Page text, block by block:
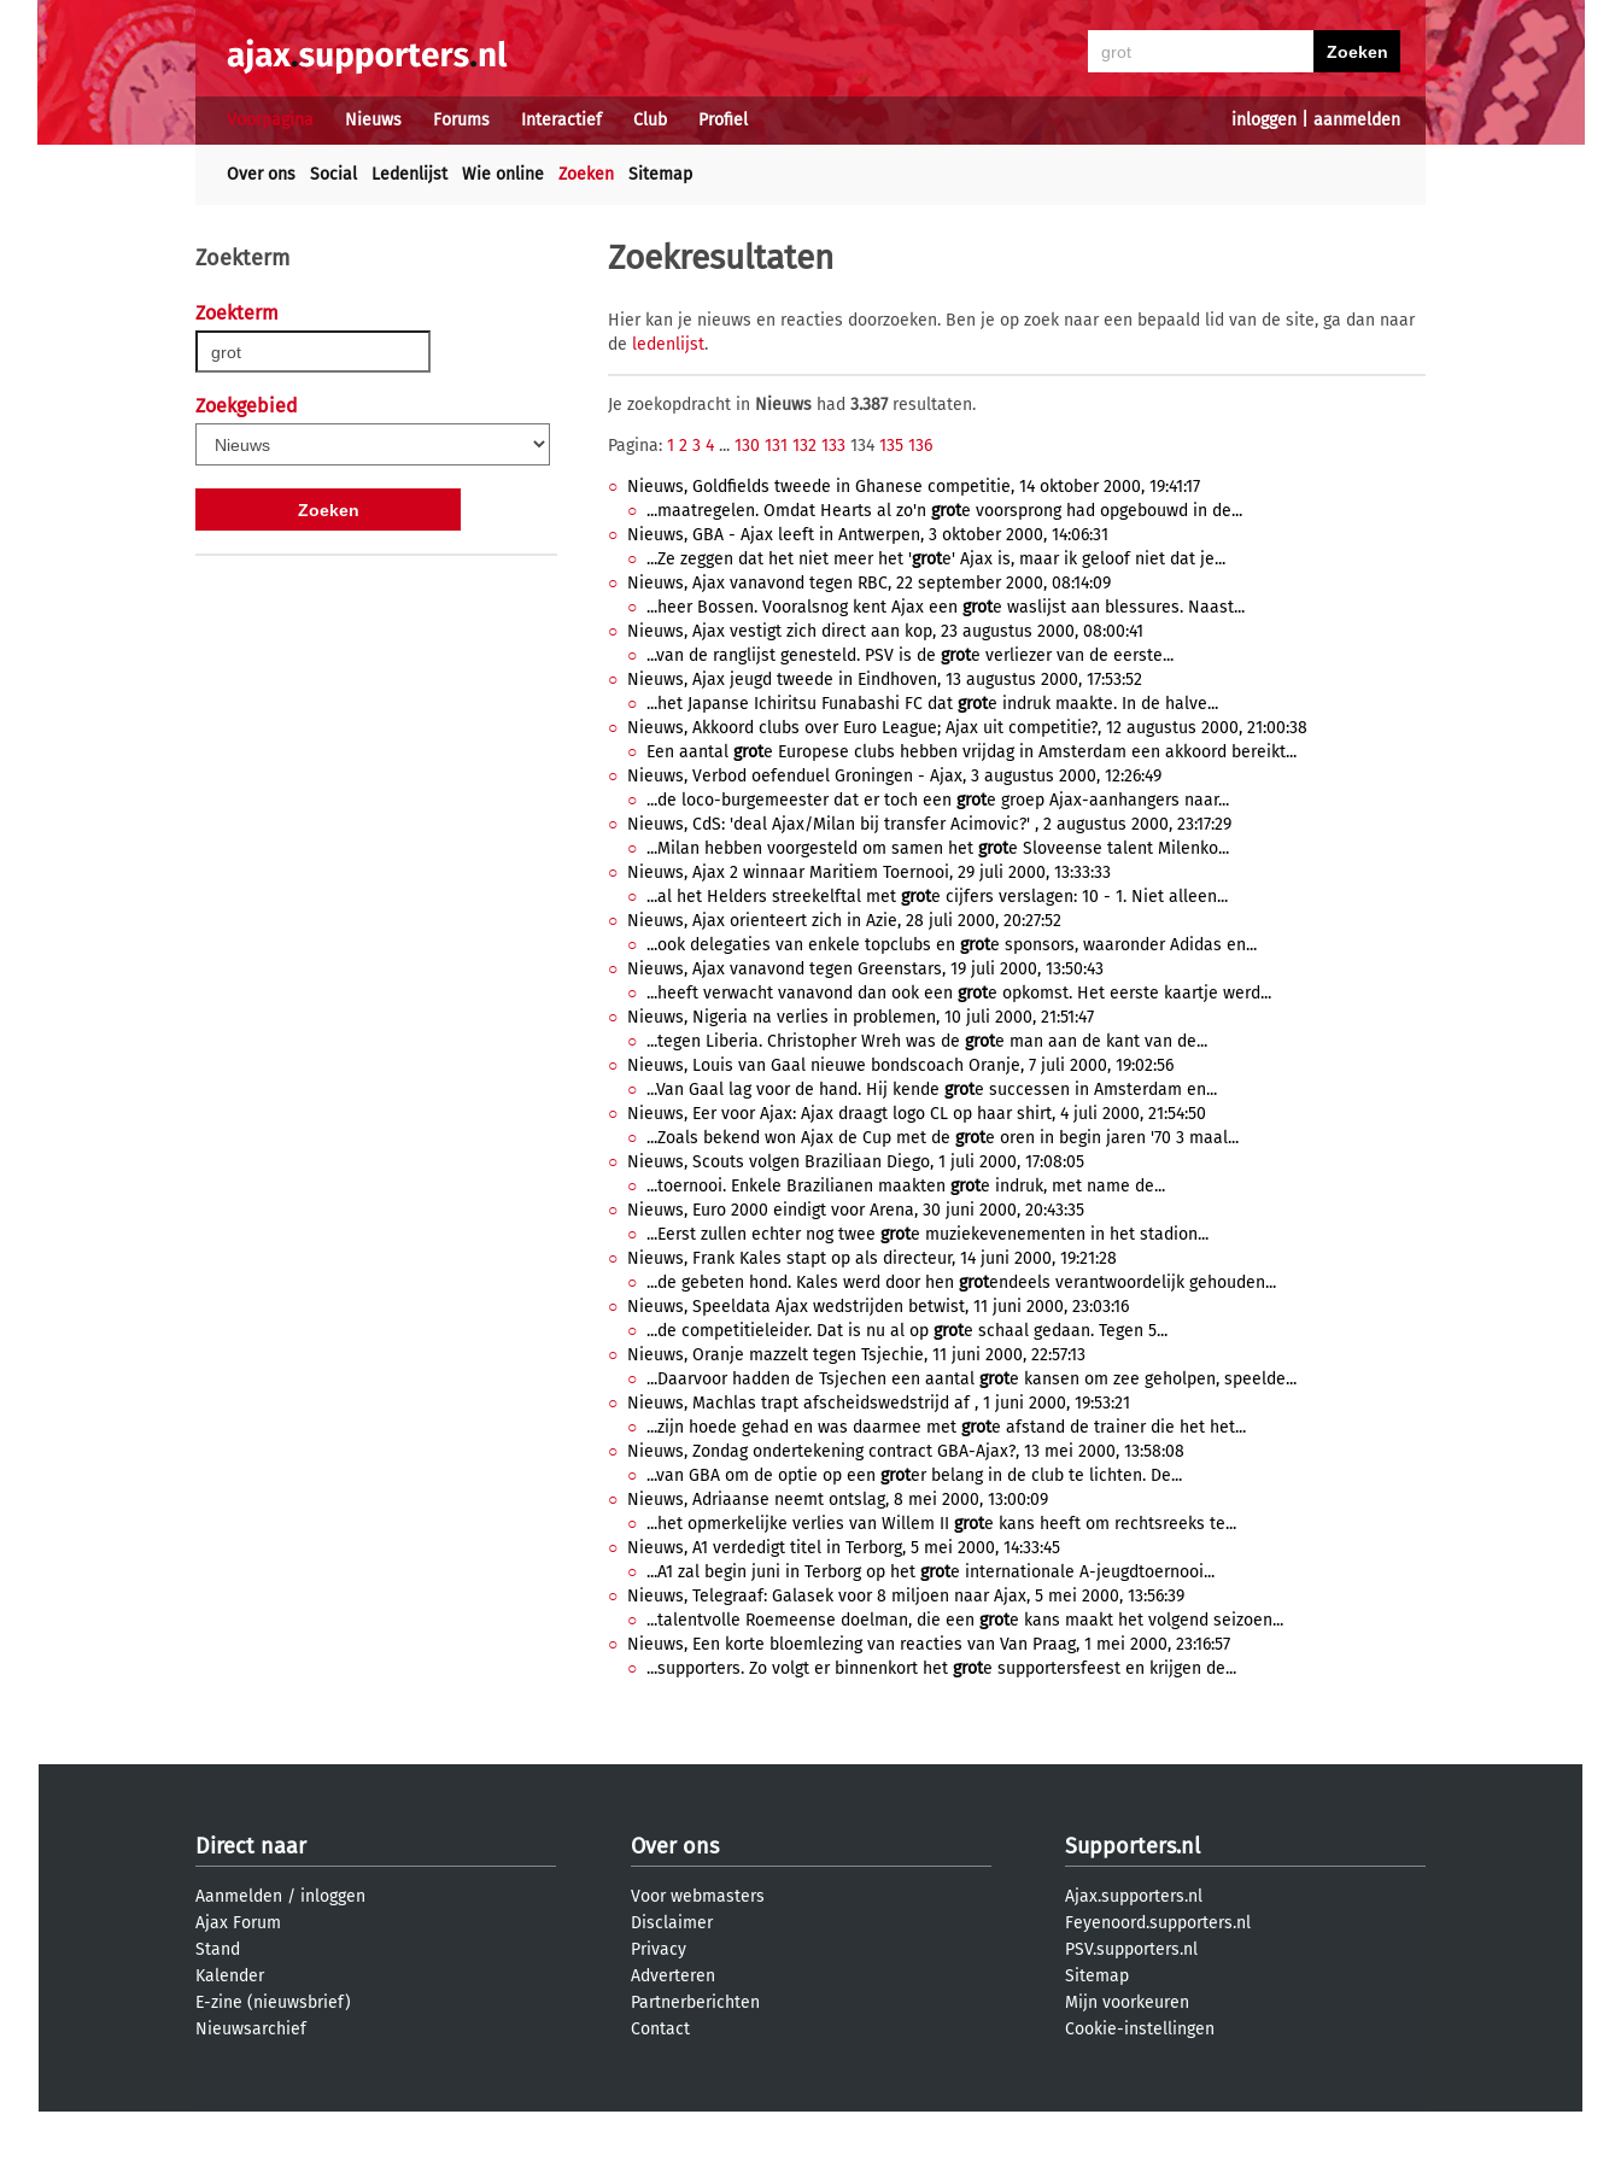
inloggen aanmelden
Voorpagina Nieuws Forums Interactief Club Profiel
Over ons Social Ledenlijst Wie online Zoeken Sitemap
Zoekterm
Zoekterm
Zoekgebied
Zoekresultaten
Hier kan je nieuws en reacties doorzoeken. Ben je op zoek naar een bepaald lid van de site, ga dan naar
de ledenlijst.
Je zoekopdracht in Nieuws had 3.387resultaten.
Pagina: 1 2 3 4 ... 130 131 132 133 134 135 136
Nieuws, Goldfields tweede in Ghanese competitie, 14 oktober 2000, 19:41:17
...maatregelen. Omdat Hearts al zo'n grote voorsprong had opgebouwd in de...
Nieuws, GBA - Ajax leeft in Antwerpen, 3 oktober 2000, 14:06:31
...Ze zeggen dat het niet meer het 'grote' Ajax is, maar ik geloof niet dat je...
Nieuws, Ajax vanavond tegen RBC, 22 september 2000, 08:14:09
...heer Bossen. Vooralsnog kent Ajax een grote waslijst aan blessures. Naast...
Nieuws, Ajax vestigt zich direct aan kop, 23 augustus 2000, 08:00:41
...van de ranglijst genesteld. PSV is de grote verliezer van de eerste...
Nieuws, Ajax jeugd tweede in Eindhoven, 13 augustus 2000, 17:53:52
...het Japanse Ichiritsu Funabashi FC dat grote indruk maakte. In de halve...
Nieuws, Akkoord clubs over Euro League; Ajax uit competitie?, 12 augustus 2000, 21:00:38
Een aantal grote Europese clubs hebben vrijdag in Amsterdam een akkoord bereikt...
Nieuws, Verbod oefenduel Groningen - Ajax, 3 augustus 2000, 12:26:49
...de loco-burgemeester dat er toch een grote groep Ajax-aanhangers naar...
Nieuws, CdS: 'deal Ajax/Milan bij transfer Acimovic?' , 2 augustus 2000, 23:17:29
...Milan hebben voorgesteld om samen het grote Sloveense talent Milenko...
Nieuws, Ajax 2 winnaar Maritiem Toernooi, 29 juli 2000, 13:33:33
...al het Helders streekelftal met grote cijfers verslagen: 10 - 1. Niet alleen...
Nieuws, Ajax orienteert zich in Azie, 28 juli 2000, 20:27:52
...ook delegaties van enkele topclubs en grote sponsors, waaronder Adidas en...
Nieuws, Ajax vanavond tegen Greenstars, 19 juli 2000, 13:50:43
...heeft verwacht vanavond dan ook een grote opkomst. Het eerste kaartje werd...
Nieuws, Nigeria na verlies in problemen, 10 juli 2000, 21:51:47
...tegen Liberia. Christopher Wreh was de grote man aan de kant van de...
Nieuws, Louis van Gaal nieuwe bondscoach Oranje, 7 juli 2000, 19:02:56
...Van Gaal lag voor de hand. Hij kende grote successen in Amsterdam en...
Nieuws, Eer voor Ajax: Ajax draagt logo CL op haar shirt, 4 juli 2000, 21:54:50
...Zoals bekend won Ajax de Cup met de grote oren in begin jaren '70 3 maal...
Nieuws, Scouts volgen Braziliaan Diego, 1 juli 2000, 17:08:05
...toernooi. Enkele Brazilianen maakten grote indruk, met name de...
Nieuws, Euro 2000 eindigt voor Arena, 30 juni 2000, 20:43:35
...Eerst zullen echter nog twee grote muziekevenementen in het stadion...
Nieuws, Frank Kales stapt op als directeur, 14 juni 2000, 19:21:28
...de gebeten hond. Kales werd door hen grotendeels verantwoordelijk gehouden...
Nieuws, Speeldata Ajax wedstrijden betwist, 11 juni 2000, 23:03:16
...de competitieleider. Dat is nu al op grote schaal gedaan. Tegen 5...
Nieuws, Oranje mazzelt tegen Tsjechie, 11 juni 2000, 22:57:13
...Daarvoor hadden de Tsjechen een aantal grote kansen om zee geholpen, speelde...
Nieuws, Machlas trapt afscheidswedstrijd af , 1 juni 2000, 19:53:21
...zijn hoede gehad en was daarmee met grote afstand de trainer die het het...
Nieuws, Zondag ondertekening contract GBA-Ajax?, 13 mei 2000, 13:58:08
...van GBA om de optie op een groter belang in de club te lichten. De...
Nieuws, Adriaanse neemt ontslag, 8 mei 2000, 13:00:09
...het opmerkelijke verlies van Willem II grote kans heeft om rechtsreeks te...
Nieuws, A1 verdedigt titel in Terborg, 5 mei 2000, 14:33:45
...A1 zal begin juni in Terborg op het grote internationale A-jeugdtoernooi...
Nieuws, Telegraaf: Galasek voor 8 miljoen naar Ajax, 5 mei 2000, 13:56:39
...talentvolle Roemeense doelman, die een grote kans maakt het volgend seizoen...
Nieuws, Een korte bloemlezing van reacties van Van Praag, 1 mei 2000, 23:16:57
...supporters. Zo volgt er binnenkort het grote supportersfeest en krijgen de...
Direct naar
Aanmelden / inloggen
Ajax Forum
Stand
Kalender
E-zine (nieuwsbrief)
Nieuwsarchief
Over ons
Voor webmasters
Disclaimer
Privacy
Adverteren
Partnerberichten
Contact
Supporters.nl
Ajax.supporters.nl
Feyenoord.supporters.nl
PSV.supporters.nl
Sitemap
Mijn voorkeuren
Cookie-instellingen